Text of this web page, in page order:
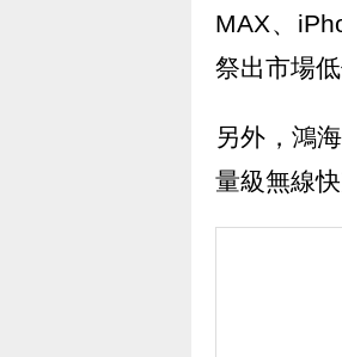
MAX、
祭出市場
另外，鴻
量級無線